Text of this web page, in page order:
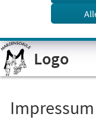
Visuelle
Assistenzsoftware
öffnen.
Logo
Impressum